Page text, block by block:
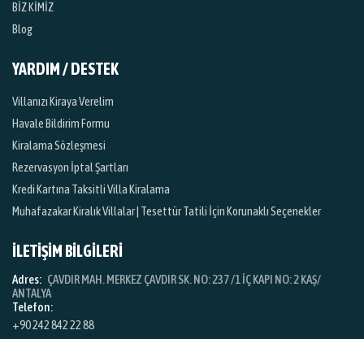
BİZ KİMİZ
Blog
YARDIM / DESTEK
Villanızı Kiraya Verelim
Havale Bildirim Formu
Kiralama Sözleşmesi
Rezervasyon İptal Şartları
Kredi Kartına Taksitli Villa Kiralama
Muhafazakar Kiralık Villalar | Tesettür Tatili İçin Korunaklı Seçenekler
İLETİŞİM BİLGİLERİ
Adres: ÇAVDIR MAH. MERKEZ ÇAVDIR SK. NO: 237 /1 İÇ KAPI NO: 2 KAŞ/
ANTALYA
Telefon:
+90 242 842 22 88